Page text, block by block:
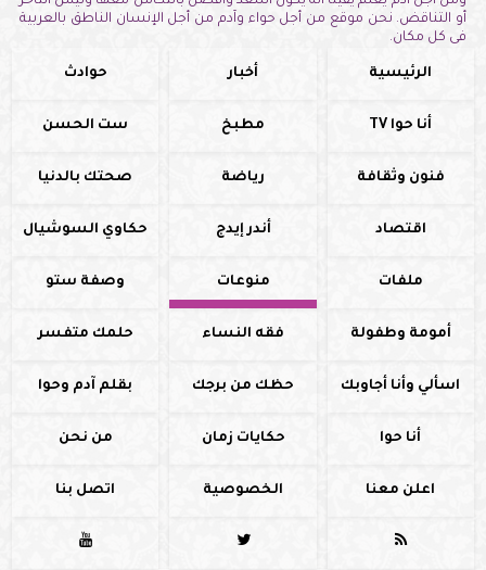
أو التناقض. نحن موقع من أجل حواء وآدم من أجل الإنسان الناطق بالعربية
فى كل مكان.
الرئيسية أخبار حوادث
أنا حوا TV مطبخ ست الحسن
فنون وثقافة رياضة صحتك بالدنيا
اقتصاد أندر إيدج حكاوي السوشيال
ملفات منوعات وصفة ستو
أمومة وطفولة فقه النساء حلمك متفسر
اسألي وأنا أجاوبك حظك من برجك بقلم آدم وحوا
أنا حوا حكايات زمان من نحن
اعلن معنا الخصوصية اتصل بنا


